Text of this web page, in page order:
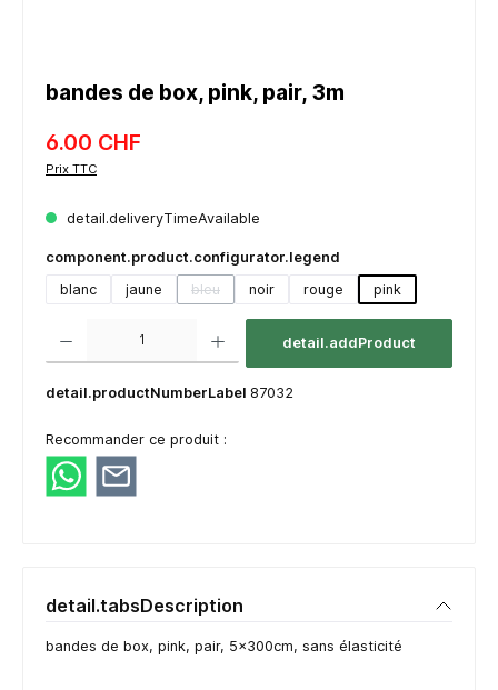
bandes de box, pink, pair, 3m
6.00 CHF
Prix TTC
detail.deliveryTimeAvailable
component.product.configurator.legend
blanc
jaune bleu
(detail.unavailableTooltip)
noir rouge pink
detail.addProduct
detail.productNumberLabel 87032
Recommander ce produit :
detail.tabsDescription
bandes de box, pink, pair, 5x300cm, sans élasticité